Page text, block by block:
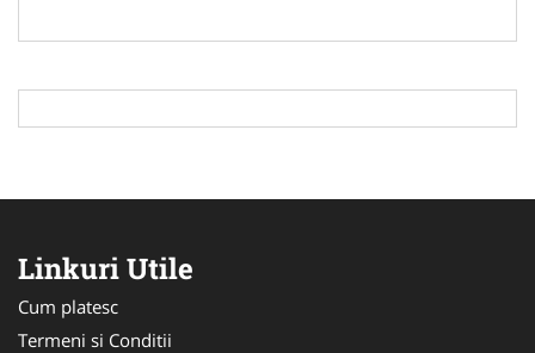
Linkuri Utile
Cum platesc
Termeni si Conditii